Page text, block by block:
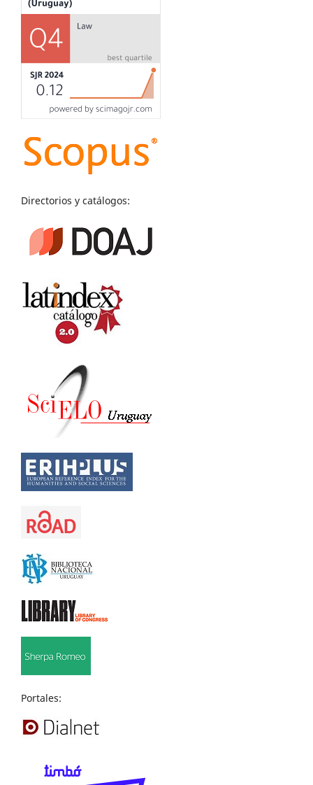
Directorios y catálogos:
Portales: